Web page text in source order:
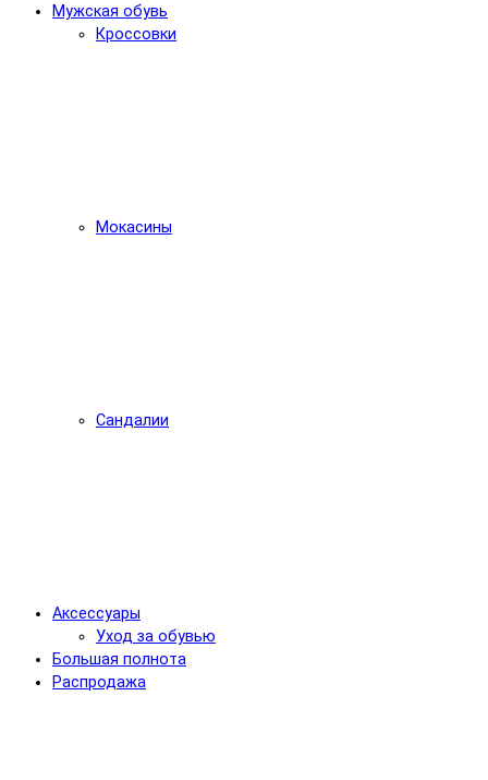
Мужская обувь
Кроссовки
Мокасины
Сандалии
Аксессуары
Уход за обувью
Большая полнота
Распродажа